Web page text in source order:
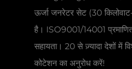
ऊर्जा जनरेटर सेट (30
है। ISO9001/14001
सहायता। 20 से ज़्यादा देशों में
कोटेशन का अनुरोध करें!